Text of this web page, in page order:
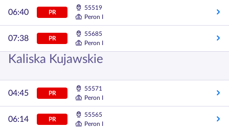
06:40 PR
55519
Peron I
07:38 PR
55685
Peron I
Kaliska Kujawskie
04:45 PR
55571
Peron I
06:14 PR
55565
Peron I